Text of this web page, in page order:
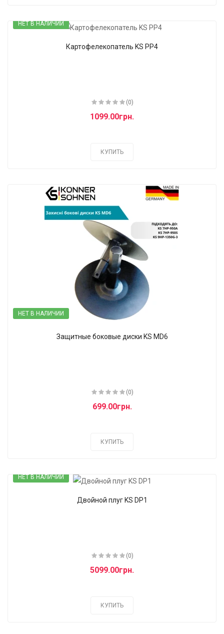
НЕТ В НАЛИЧИИ
Картофелекопатель KS PP4
(0)
1099.00грн.
КУПИТЬ
НЕТ В НАЛИЧИИ
Защитные боковые диски KS MD6
(0)
699.00грн.
КУПИТЬ
НЕТ В НАЛИЧИИ
Двойной плуг KS DP1
(0)
5099.00грн.
КУПИТЬ